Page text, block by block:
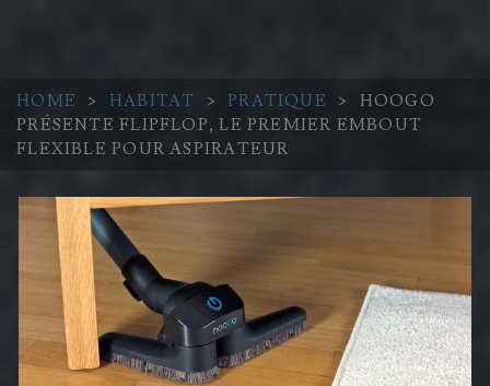
HOME > HABITAT > PRATIQUE >
HOOGO
PRÉSENTE FLIPFLOP, LE PREMIER EMBOUT
FLEXIBLE POUR ASPIRATEUR